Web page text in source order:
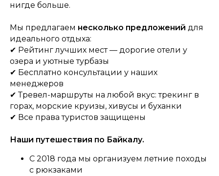
нигде больше.
Мы предлагаем несколько предложений для
идеального отдыха:
✔ Рейтинг лучших мест — дорогие отели у
озера и уютные турбазы
✔ Бесплатно консультации у наших
менеджеров
✔ Тревел-маршруты на любой вкус: трекинг в
горах, морские круизы, хивусы и буханки
✔ Все права туристов защищены
Наши путешествия по Байкалу.
С 2018 года мы организуем летние походы
с рюкзаками